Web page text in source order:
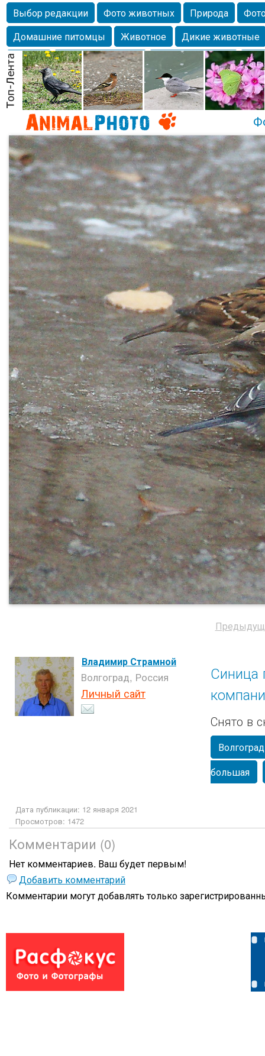
Выбор редакции Фото животных Природа
Домашние питомцы
Животное
Дикие животные
Собаки
Alexanderandronik Млекопитающие
Морда
Собачка Осень Портрет
Домашние
Насекомое
Коты Lebert Дикие птицы Утка
Владимир Страмной
Волгоград, Россия
Личный сайт
Синица
Снято в
Волгоград
большая
Дата публикации: 12 января 2021
Просмотров: 1472
Комментарии (0)
Нет комментариев. Ваш будет первым!
Добавить комментарий
Комментарии могут добавлять только